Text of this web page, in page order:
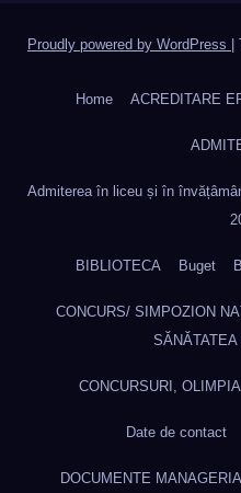
Proudly powered by WordPress |
Home ACREDITARE
Admiterea în liceu și în
BIBLIOTECA Buget
CONCURS/ SIMPOZION
SĂNĂTATEA
CONCURSURI,
Date de contact
DOCUMENTE